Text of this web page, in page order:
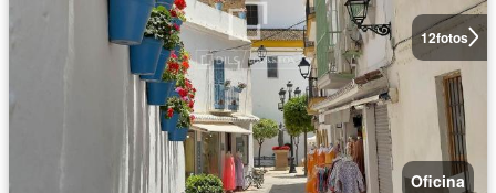
12fotos
Oficina